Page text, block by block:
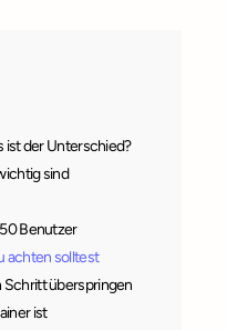
ist der Unterschied?
sind
Benutzer
achten solltest
Schritt überspringen
ist